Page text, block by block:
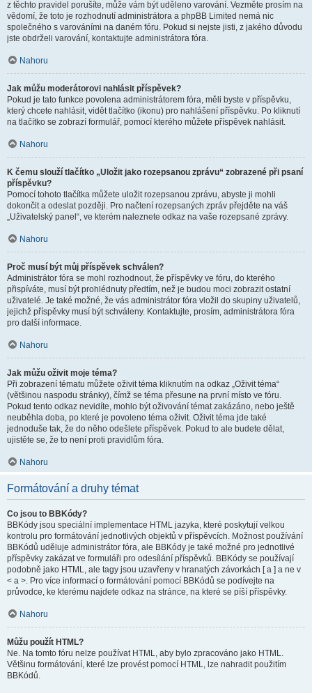
z těchto pravidel porušíte, může vám být uděleno varování. Vezměte prosím na
vědomí, že toto je rozhodnutí administrátora a phpBB Limited nemá nic
společného s varováními na daném fóru. Pokud si nejste jisti, z jakého důvodu
jste obdrželi varování, kontaktujte administrátora fóra.
Nahoru
Jak můžu moderátorovi nahlásit příspěvek?
Pokud je tato funkce povolena administrátorem fóra, měli byste v příspěvku,
který chcete nahlásit, vidět tlačítko (ikonu) pro nahlášení příspěvku. Po kliknutí
na tlačítko se zobrazí formulář, pomocí kterého můžete příspěvek nahlásit.
Nahoru
K čemu slouží tlačítko „Uložit jako rozepsanou zprávu“ zobrazené při psaní
příspěvku?
Pomocí tohoto tlačítka můžete uložit rozepsanou zprávu, abyste ji mohli
dokončit a odeslat později. Pro načtení rozepsaných zpráv přejděte na váš
„Uživatelský panel“, ve kterém naleznete odkaz na vaše rozepsané zprávy.
Nahoru
Proč musí být můj příspěvek schválen?
Administrátor fóra se mohl rozhodnout, že příspěvky ve fóru, do kterého
přispíváte, musí být prohlédnuty předtím, než je budou moci zobrazit ostatní
uživatelé. Je také možné, že vás administrátor fóra vložil do skupiny uživatelů,
jejichž příspěvky musí být schváleny. Kontaktujte, prosím, administrátora fóra
pro další informace.
Nahoru
Jak můžu oživit moje téma?
Při zobrazení tématu můžete oživit téma kliknutím na odkaz „Oživit téma“
(většinou naspodu stránky), čímž se téma přesune na první místo ve fóru.
Pokud tento odkaz nevidíte, mohlo být oživování témat zakázáno, nebo ještě
neuběhla doba, po které je povoleno téma oživit. Oživit téma jde také
jednoduše tak, že do něho odešlete příspěvek. Pokud to ale budete dělat,
ujistěte se, že to není proti pravidlům fóra.
Nahoru
Formátování a druhy témat
Co jsou to BBKódy?
BBKódy jsou speciální implementace HTML jazyka, které poskytují velkou
kontrolu pro formátování jednotlivých objektů v příspěvcích. Možnost používání
BBKódů uděluje administrátor fóra, ale BBKódy je také možné pro jednotlivé
příspěvky zakázat ve formuláři pro odesílání příspěvků. BBKódy se používají
podobně jako HTML, ale tagy jsou uzavřeny v hranatých závorkách [ a ] a ne v
< a >. Pro více informací o formátování pomocí BBKódů se podívejte na
průvodce, ke kterému najdete odkaz na stránce, na které se píší příspěvky.
Nahoru
Můžu použít HTML?
Ne. Na tomto fóru nelze používat HTML, aby bylo zpracováno jako HTML.
Většinu formátování, které lze provést pomocí HTML, lze nahradit použitím
BBKódů.